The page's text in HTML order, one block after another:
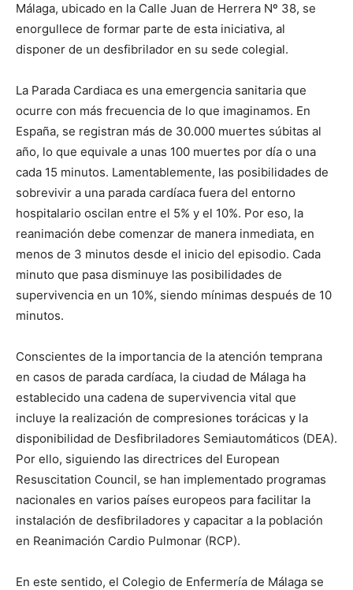
Málaga, ubicado en la Calle Juan de Herrera Nº 38, se
enorgullece de formar parte de esta iniciativa, al
disponer de un desfibrilador en su sede colegial.
La Parada Cardiaca es una emergencia sanitaria que
ocurre con más frecuencia de lo que imaginamos. En
España, se registran más de 30.000 muertes súbitas al
año, lo que equivale a unas 100 muertes por día o una
cada 15 minutos. Lamentablemente, las posibilidades de
sobrevivir a una parada cardíaca fuera del entorno
hospitalario oscilan entre el 5% y el 10%. Por eso, la
reanimación debe comenzar de manera inmediata, en
menos de 3 minutos desde el inicio del episodio. Cada
minuto que pasa disminuye las posibilidades de
supervivencia en un 10%, siendo mínimas después de 10
minutos.
Conscientes de la importancia de la atención temprana
en casos de parada cardíaca, la ciudad de Málaga ha
establecido una cadena de supervivencia vital que
incluye la realización de compresiones torácicas y la
disponibilidad de Desfibriladores Semiautomáticos (DEA).
Por ello, siguiendo las directrices del European
Resuscitation Council, se han implementado programas
nacionales en varios países europeos para facilitar la
instalación de desfibriladores y capacitar a la población
en Reanimación Cardio Pulmonar (RCP).
En este sentido, el Colegio de Enfermería de Málaga se